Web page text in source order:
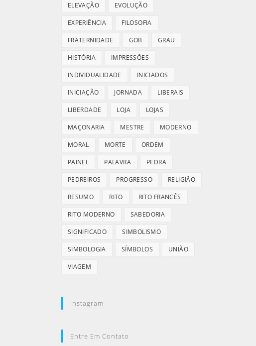
ELEVAÇÃO EVOLUÇÃO
EXPERIÊNCIA FILOSOFIA
FRATERNIDADE GOB GRAU
HISTÓRIA IMPRESSÕES
INDIVIDUALIDADE INICIADOS
INICIAÇÃO JORNADA LIBERAIS
LIBERDADE LOJA LOJAS
MAÇONARIA MESTRE MODERNO
MORAL MORTE ORDEM
PAINEL PALAVRA PEDRA
PEDREIROS PROGRESSO RELIGIÃO
RESUMO RITO RITO FRANCÊS
RITO MODERNO SABEDORIA
SIGNIFICADO SIMBOLISMO
SIMBOLOGIA SÍMBOLOS UNIÃO
VIAGEM
Instagram
Entre Em Contato